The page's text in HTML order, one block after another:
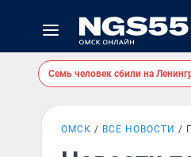
Семь человек сбили на
ОМСК ВСЕ НОВОСТИ